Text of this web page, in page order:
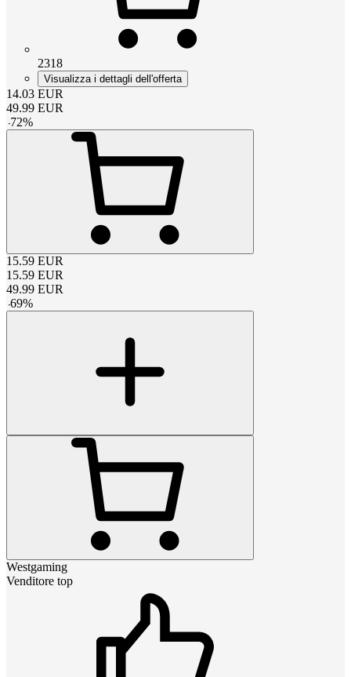
2318
Visualizza i dettagli dell'offerta
14.03 EUR
49.99 EUR
-72%
15.59 EUR
15.59 EUR
49.99 EUR
-69%
Westgaming
Venditore top